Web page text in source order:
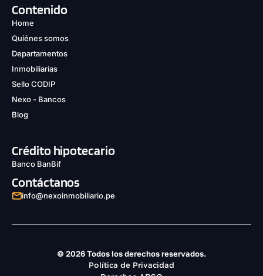
Contenido
Home
Quiénes somos
Departamentos
Inmobiliarias
Sello CODIP
Nexo - Bancos
Blog
Crédito hipotecario
Banco BanBif
Contáctanos
info@nexoinmobiliario.pe
© 2026 Todos los derechos reservados.
Política de Privacidad